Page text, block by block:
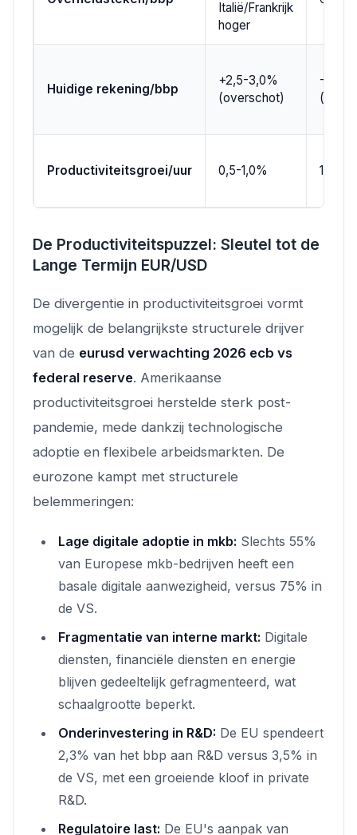
Italië/Frankrijk
hoger
Huidige rekening/bbp
+2,5-3,0%
(overschot)
-2,5-
Productiviteitsgroei/uur 0,5-1,0% 1,5-
De Productiviteitspuzzel: Sleutel tot de
Lange Termijn EUR/USD
De divergentie in productiviteitsgroei vormt
mogelijk de belangrijkste structurele drijver
van de eurusd verwachting 2026 ecb vs
federal reserve. Amerikaanse
productiviteitsgroei herstelde sterk post-
pandemie, mede dankzij technologische
adoptie en flexibele arbeidsmarkten. De
eurozone kampt met structurele
belemmeringen:
Lage digitale adoptie in mkb: Slechts 55%
van Europese mkb-bedrijven heeft een
basale digitale aanwezigheid, versus 75% in
de VS.
Fragmentatie van interne markt: Digitale
diensten, financiële diensten en energie
blijven gedeeltelijk gefragmenteerd, wat
schaalgrootte beperkt.
Onderinvestering in R&D: De EU spendeert
2,3% van het bbp aan R&D versus 3,5% in
de VS, met een groeiende kloof in private
R&D.
Regulatoire last: De EU's aanpak van